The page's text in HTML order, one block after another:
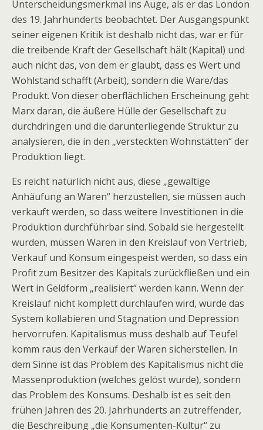
Unterscheidungsmerkmal ins Auge, als er das London
des 19. Jahrhunderts beobachtet. Der Ausgangspunkt
seiner eigenen Kritik ist deshalb nicht das, war er für
die treibende Kraft der Gesellschaft hält (Kapital) und
auch nicht das, von dem er glaubt, dass es Wert und
Wohlstand schafft (Arbeit), sondern die Ware/das
Produkt. Von dieser oberflächlichen Erscheinung geht
Marx daran, die äußere Hülle der Gesellschaft zu
durchdringen und die darunterliegende Struktur zu
analysieren, die in den „versteckten Wohnstätten“ der
Produktion liegt.
Es reicht natürlich nicht aus, diese „gewaltige
Anhäufung an Waren“ herzustellen, sie müssen auch
verkauft werden, so dass weitere Investitionen in die
Produktion durchführbar sind. Sobald sie hergestellt
wurden, müssen Waren in den Kreislauf von Vertrieb,
Verkauf und Konsum eingespeist werden, so dass ein
Profit zum Besitzer des Kapitals zurückfließen und ein
Wert in Geldform „realisiert“ werden kann. Wenn der
Kreislauf nicht komplett durchlaufen wird, würde das
System kollabieren und Stagnation und Depression
hervorrufen. Kapitalismus muss deshalb auf Teufel
komm raus den Verkauf der Waren sicherstellen. In
dem Sinne ist das Problem des Kapitalismus nicht die
Massenproduktion (welches gelöst wurde), sondern
das Problem des Konsums. Deshalb ist es seit den
frühen Jahren des 20. Jahrhunderts an zutreffender,
die Beschreibung „die Konsumenten-Kultur“ zu